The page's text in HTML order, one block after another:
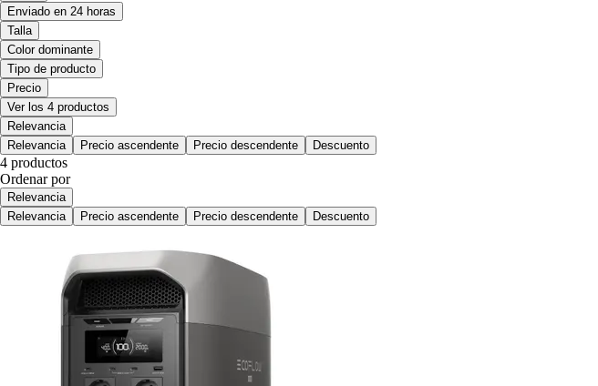
Enviado en 24 horas
Talla
Color dominante
Tipo de producto
Precio
Ver los 4 productos
Relevancia
Relevancia
Precio ascendente Precio descendente Descuento
4 productos
Ordenar por
Relevancia
Relevancia
Precio ascendente Precio descendente Descuento